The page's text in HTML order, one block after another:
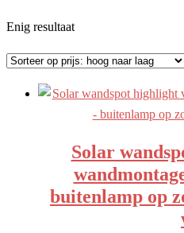
Enig resultaat
Solar
buitenlamp op